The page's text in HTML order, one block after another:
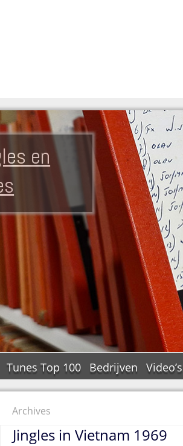
en
Tunes Top 100 Bedrijven Video’s
Archives
Jingles in Vietnam 1969